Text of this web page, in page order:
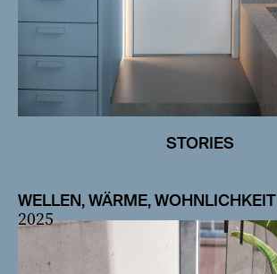
STORIES
WELLEN, WÄRME, WOHNLICHKEIT
2025